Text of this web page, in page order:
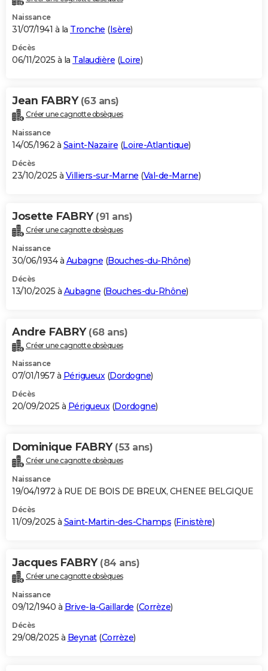
Naissance
31/07/1941 à la Tronche (Isère)
Décès
06/11/2025 à la Talaudière (Loire)
Jean FABRY (63 ans)
Créer une cagnotte obsèques
Naissance
14/05/1962 à Saint-Nazaire (Loire-Atlantique)
Décès
23/10/2025 à Villiers-sur-Marne (Val-de-Marne)
Josette FABRY (91 ans)
Créer une cagnotte obsèques
Naissance
30/06/1934 à Aubagne (Bouches-du-Rhône)
Décès
13/10/2025 à Aubagne (Bouches-du-Rhône)
Andre FABRY (68 ans)
Créer une cagnotte obsèques
Naissance
07/01/1957 à Périgueux(Dordogne)
Décès
20/09/2025 à Périgueux(Dordogne)
Dominique FABRY (53 ans)
Créer une cagnotte obsèques
Naissance
19/04/1972 à RUE DE BOIS DE BREUX, CHENEE BELGIQUE
Décès
11/09/2025 à Saint-Martin-des-Champs (Finistère)
Jacques FABRY (84 ans)
Créer une cagnotte obsèques
Naissance
09/12/1940 à Brive-la-Gaillarde (Corrèze)
Décès
29/08/2025 à Beynat(Corrèze)